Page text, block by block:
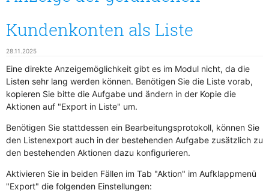
Kundenkonten als Liste
28.11.2025
Eine direkte Anzeigemöglichkeit gibt es im Modul nicht, da die
Listen sehr lang werden können. Benötigen Sie die Liste vorab,
kopieren Sie bitte die Aufgabe und ändern in der Kopie die
Aktionen auf "Export in Liste" um.
Benötigen Sie stattdessen ein Bearbeitungsprotokoll, können Sie
den Listenexport auch in der bestehenden Aufgabe zusätzlich zu
den bestehenden Aktionen dazu konfigurieren.
Aktivieren Sie in beiden Fällen im Tab "Aktion" im Aufklappmenü
"Export" die folgenden Einstellungen: